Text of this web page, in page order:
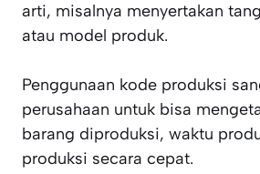
arti, misalnya menyertakan
atau model produk.
Penggunaan kode produksi
perusahaan untuk bisa
barang diproduksi, waktu
produksi secara cepat.